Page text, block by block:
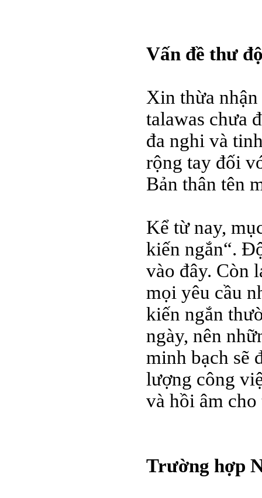
Vấn đề thư
Xin thừa
talawas chưa
đa nghi và
rộng tay đối
Bản thân tên
Kể từ nay,
kiến ngắn“.
vào đây. Còn
mọi yêu cầu
kiến ngắn
ngày, nên
minh bạch sẽ
lượng công
và hồi âm
Trường hợp